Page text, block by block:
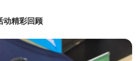
动精彩回顾